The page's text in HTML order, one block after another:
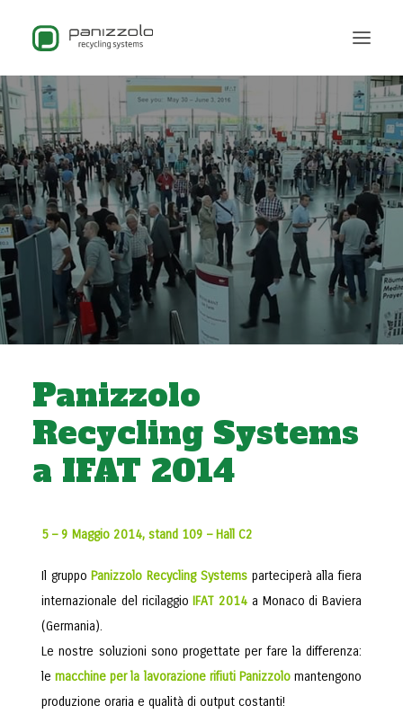
Panizzolo
Recycling Systems
a IFAT 2014
5 – 9 Maggio 2014, stand 109 – Hall C2
Il gruppo Panizzolo Recycling Systemsparteciperà alla fiera
internazionale del ricilaggio IFAT 2014 a Monaco di Baviera
(Germania).
Le nostre soluzioni sono progettate per fare la differenza:
lemacchine per la lavorazione rifiuti Panizzolomantengono
produzione oraria e qualità di output costanti!